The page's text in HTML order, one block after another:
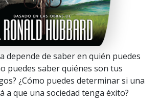
depende de saber en quién puedes
puedes saber quiénes son tus
¿Cómo puedes determinar si una
a que una sociedad tenga éxito?